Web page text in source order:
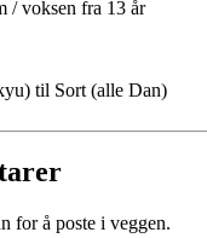
/ voksen fra 13 år
til Sort (alle Dan)
for å poste i veggen.